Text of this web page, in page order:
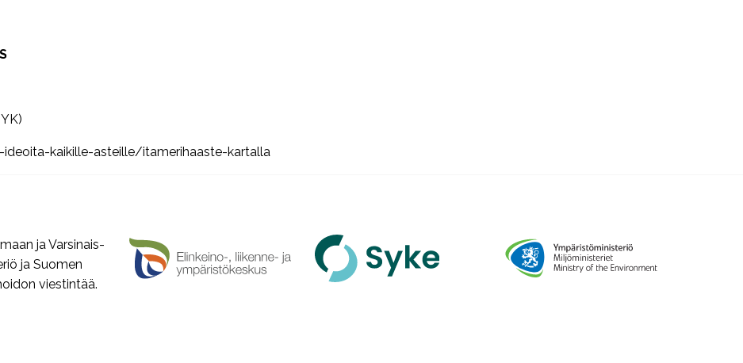
kaikille-asteille/itamerihaaste-kartalla
ja Varsinais-
ja Suomen
viestintää.